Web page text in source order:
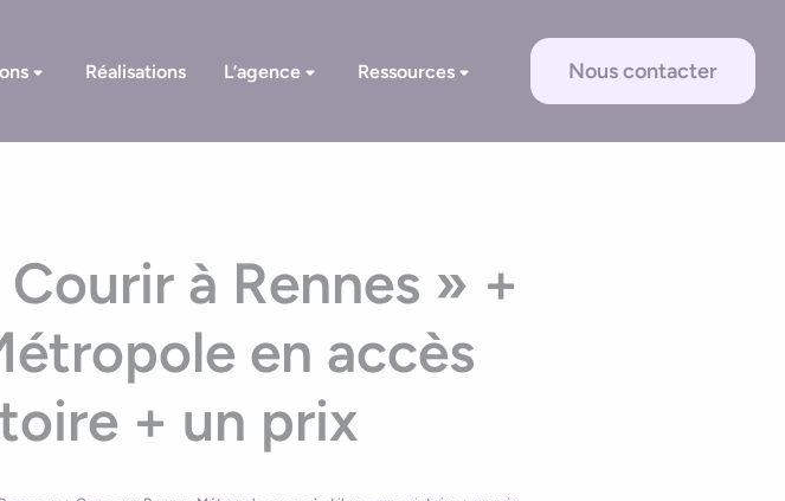
Réalisations L’agence Ressources Nous contacter
à Rennes » +
en accès
+ un prix